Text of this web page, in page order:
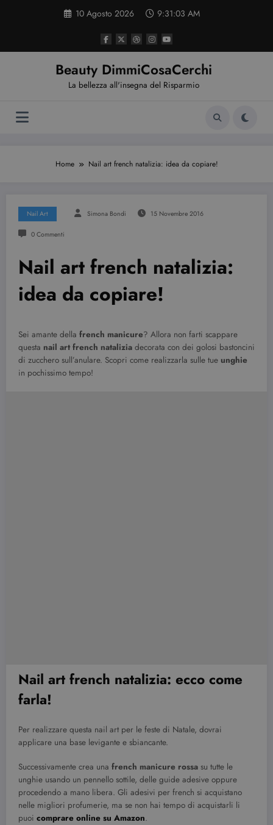
10 Agosto 2026 9:31:04 AM
Beauty DimmiCosaCerchi
La bellezza all'insegna del Risparmio
Home Nail art french natalizia: idea da copiare!
Nail Art Simona Bondi 15 Novembre 2016
0 Commenti
Nail art french natalizia:
idea da copiare!
Sei amante della french manicure? Allora non farti scappare
questa nail art french natalizia decorata con dei golosi bastoncini
di zucchero sull’anulare. Scopri come realizzarla sulle tue unghie
in pochissimo tempo!
Nail art french natalizia: ecco come
farla!
Per realizzare questa nail art per le feste di Natale, dovrai
applicare una base levigante e sbiancante.
Successivamente crea una french manicure rossa su tutte le
unghie usando un pennello sottile, delle guide adesive oppure
procedendo a mano libera. Gli adesivi per french si acquistano
nelle migliori profumerie, ma se non hai tempo di acquistarli li
puoi comprare online su Amazon.